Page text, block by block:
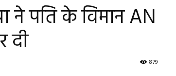
ने पति के विमान AN
दी
879